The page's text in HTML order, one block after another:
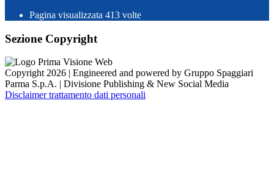
Pagina visualizzata 413 volte
Sezione Copyright
Copyright 2026 | Engineered and powered by Gruppo Spaggiari
Parma S.p.A. | Divisione Publishing & New Social Media
Disclaimer trattamento dati personali